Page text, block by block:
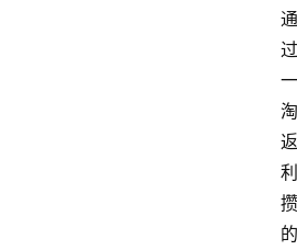
通
过
一
淘
返
利
攒
的